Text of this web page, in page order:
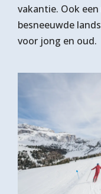
vakantie. Ook
besneeuwde
voor jong en oud.